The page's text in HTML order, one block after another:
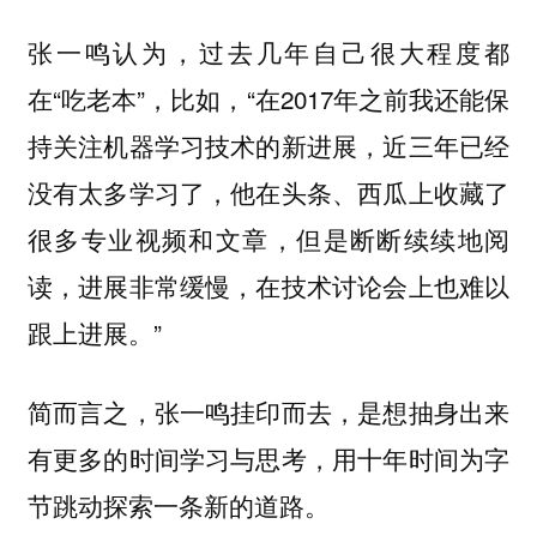
张一鸣认为，过去几年自己很大程度都
在“吃老本”，比如，“在2017年之前我还能保
持关注机器学习技术的新进展，近三年已经
没有太多学习了，他在头条、西瓜上收藏了
很多专业视频和文章，但是断断续续地阅
读，进展非常缓慢，在技术讨论会上也难以
跟上进展。”
简而言之，张一鸣挂印而去，是想抽身出来
有更多的时间学习与思考，用十年时间为字
节跳动探索一条新的道路。